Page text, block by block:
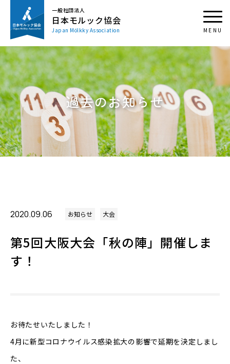
一般社団法人
日本モルック協会
Japan Mölkky Association
過去のお知らせ
2020.09.06 お知らせ 大会
第5回大阪大会「秋の陣」開催しま
す！
お待たせいたしました！
4月に新型コロナウイルス感染拡大の影響で延期を決定しまし
た、